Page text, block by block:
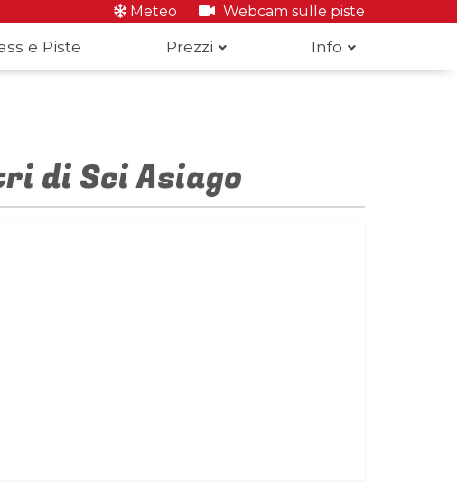
Meteo Webcam sulle piste
e Piste Prezzi Info
di Sci Asiago